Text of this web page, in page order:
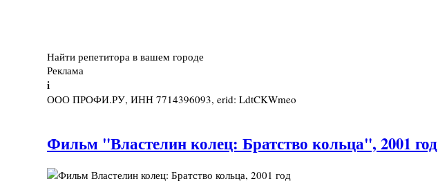
Найти репетитора в вашем городе
Реклама
i
ООО ПРОФИ.РУ, ИНН 7714396093, erid: LdtCKWmeo
Фильм "Властелин колец: Братство кольца", 2001 год